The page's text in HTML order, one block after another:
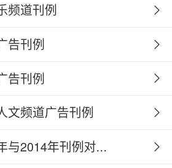
频道刊例
告刊例
告刊例
文频道广告刊例
与2014年刊例对...